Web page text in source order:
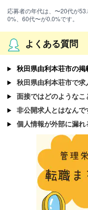
応募者の年代は、〜20代が
0%、60代〜が0.0%です。
よくある質問
秋田県由利本荘市の
秋田県由利本荘市で
面接ではどのような
非公開求人とはなんで
個人情報が外部に漏